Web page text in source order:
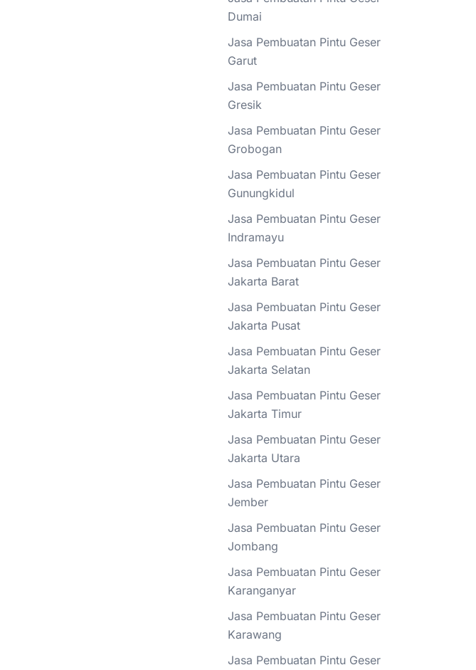
Dumai
Jasa Pembuatan Pintu Geser
Garut
Jasa Pembuatan Pintu Geser
Gresik
Jasa Pembuatan Pintu Geser
Grobogan
Jasa Pembuatan Pintu Geser
Gunungkidul
Jasa Pembuatan Pintu Geser
Indramayu
Jasa Pembuatan Pintu Geser
Jakarta Barat
Jasa Pembuatan Pintu Geser
Jakarta Pusat
Jasa Pembuatan Pintu Geser
Jakarta Selatan
Jasa Pembuatan Pintu Geser
Jakarta Timur
Jasa Pembuatan Pintu Geser
Jakarta Utara
Jasa Pembuatan Pintu Geser
Jember
Jasa Pembuatan Pintu Geser
Jombang
Jasa Pembuatan Pintu Geser
Karanganyar
Jasa Pembuatan Pintu Geser
Karawang
Jasa Pembuatan Pintu Geser